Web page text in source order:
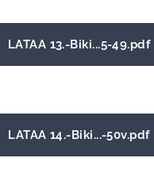
LATAA 13.-Biki...5-49.pdf
LATAA 14.-Biki...-50v.pdf